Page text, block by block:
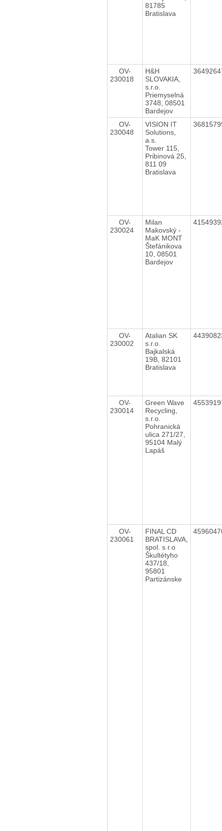
81785
Bratislava
OV-
230018
H&H
SLOVAKIA,
s.r.o.
Priemyselná
3748, 08501
Bardejov
OV-
230048
VISION IT
Solutions,
a.s.
Tower 115,
Pribinová 25,
811 09
Bratislava
OV-
230024
Milan
Makovský -
MaK MONT
Štefánikova
10, 08501
Bardejov
OV-
230002
Atalian SK
s.r.o.
Bajkalská
19B, 82101
Bratislava
OV-
230014
Green Wave
Recycling,
s.r.o.
Pohranická
ulica 271/27,
95104 Malý
Lapáš
OV-
230061
FINAL CD
BRATISLAVA,
spol. s r.o
Škultétyho
437/18,
95801
Partizánske